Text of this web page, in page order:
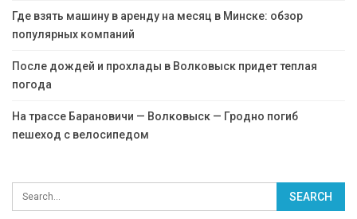
Где взять машину в аренду на месяц в Минске: обзор
популярных компаний
После дождей и прохлады в Волковыск придет теплая
погода
На трассе Барановичи — Волковыск — Гродно погиб
пешеход с велосипедом